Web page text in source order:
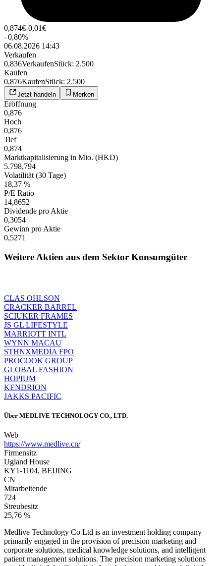
0,874€-0,01€
-0,80%
06.08.2026 14:43
Verkaufen
0,836VerkaufenStück: 2.500
Kaufen
0,876KaufenStück: 2.500
Jetzt handeln Merken
Eröffnung
0,876
Hoch
0,876
Tief
0,874
Marktkapitalisierung in Mio. (HKD)
5.798,794
Volatilität (30 Tage)
18,37 %
P/E Ratio
14,8652
Dividende pro Aktie
0,3054
Gewinn pro Aktie
0,5271
Weitere Aktien aus dem Sektor Konsumgüter
CLAS OHLSON
CRACKER BARREL
SCIUKER FRAMES
JS GL LIFESTYLE
MARRIOTT INTL
WYNN MACAU
STHNXMEDIA FPO
PROCOOK GROUP
GLOBAL FASHION
HOPIUM
KENDRION
JAKKS PACIFIC
Über MEDLIVE TECHNOLOGY CO., LTD.
Web
https://www.medlive.cn/
Firmensitz
Ugland House
KY1-1104, BEIJING
CN
Mitarbeitende
724
Streubesitz
25,76 %
Medlive Technology Co Ltd is an investment holding company
primarily engaged in the provision of precision marketing and
corporate solutions, medical knowledge solutions, and intelligent
patient management solutions. The precision marketing solutions